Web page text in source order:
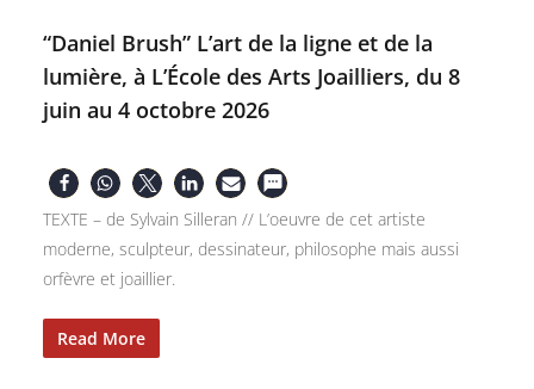
“Daniel Brush” L’art de la ligne et de la
lumière, à L’École des Arts Joailliers, du 8
juin au 4 octobre 2026
TEXTE – de Sylvain Silleran // L’oeuvre de cet artiste
moderne, sculpteur, dessinateur, philosophe mais aussi
orfèvre et joaillier.
Read More